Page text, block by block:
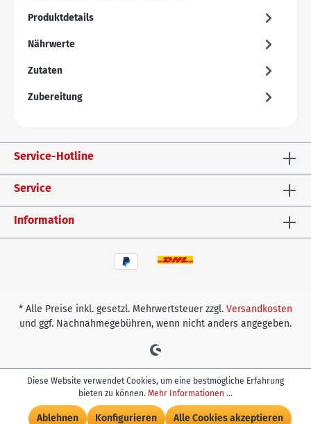
In den Warenkorb
Produktdetails
Nährwerte
Zutaten
Zubereitung
Service-Hotline
Service
Information
* Alle Preise inkl. gesetzl. Mehrwertsteuer zzgl. Versandkosten
und ggf. Nachnahmegebühren, wenn nicht anders angegeben.
Diese Website verwendet Cookies, um eine bestmögliche Erfahrung
bieten zu können. Mehr Informationen ...
Ablehnen Konfigurieren Alle Cookies akzeptieren